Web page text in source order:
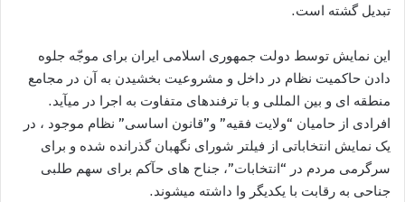
تبديل گشته است.
اين نمايش توسط دولت جمهوری اسلامی ایران برای موجّه جلوه
دادن حاکميت نظام در داخل و مشروعيت بخشيدن به آن در مجامع
منطقه ای و بين المللی و با ترفندهای متفاوت به اجرا در ميآيد.
افرادی از حاميان “ولایت فقیه” و”قانون اساسی” نظام موجود ، در
یک نمایش انتخاباتی از فیلتر شورای نگهبان گذرانده شده و برای
سرگرمی مردم در “انتخابات”، جناح های حآکم برای سهم طلبی
جناحی به رقابت با يکديگر وا داشته ميشوند.